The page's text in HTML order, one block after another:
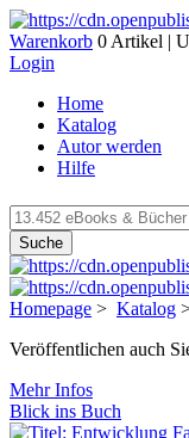
Warenkorb 0 Artikel |
Login
Home
Katalog
Autor werden
Hilfe
Suche
Homepage > Katalog
Veröffentlichen auch
Mehr Infos
Blick ins Buch